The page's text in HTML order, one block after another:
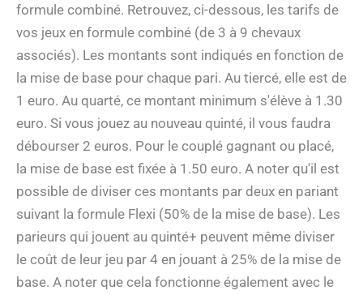
formule combiné. Retrouvez, ci-dessous, les tarifs de
vos jeux en formule combiné (de 3 à 9 chevaux
associés). Les montants sont indiqués en fonction de
la mise de base pour chaque pari. Au tiercé, elle est de
1 euro. Au quarté, ce montant minimum s'élève à 1.30
euro. Si vous jouez au nouveau quinté, il vous faudra
débourser 2 euros. Pour le couplé gagnant ou placé,
la mise de base est fixée à 1.50 euro. A noter qu'il est
possible de diviser ces montants par deux en pariant
suivant la formule Flexi (50% de la mise de base). Les
parieurs qui jouent au quinté+ peuvent même diviser
le coût de leur jeu par 4 en jouant à 25% de la mise de
base. A noter que cela fonctionne également avec le